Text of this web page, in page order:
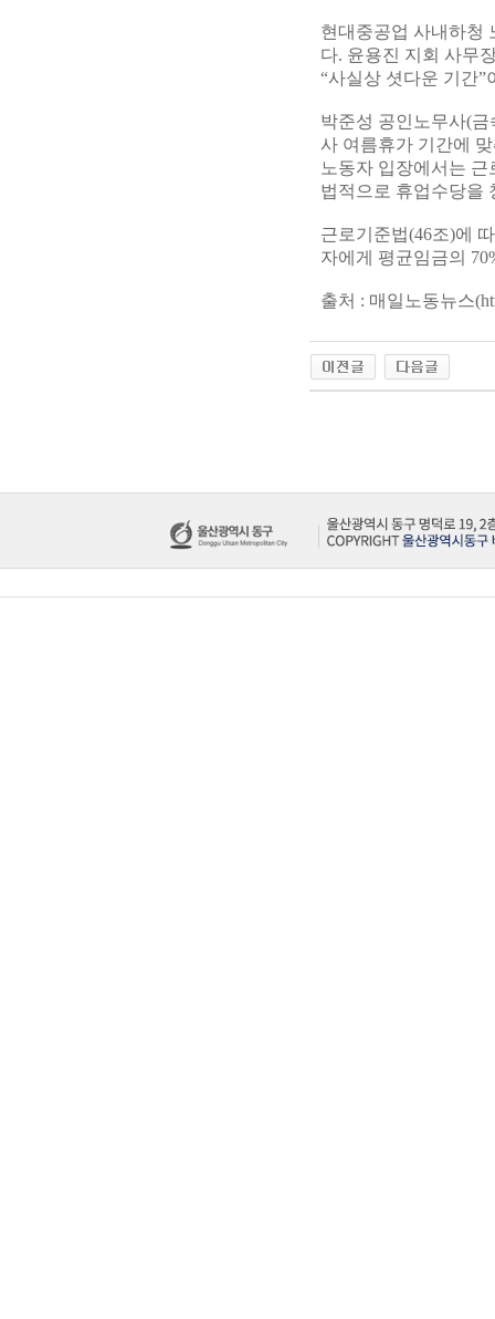
현대중공업 사내하청
다. 윤용진 지회 사무
“사실상 셧다운 기간”
박준성 공인노무사(
사 여름휴가 기간에
노동자 입장에서는
법적으로 휴업수당을
근로기준법(46조)에
자에게 평균임금의
출처 : 매일노동뉴스